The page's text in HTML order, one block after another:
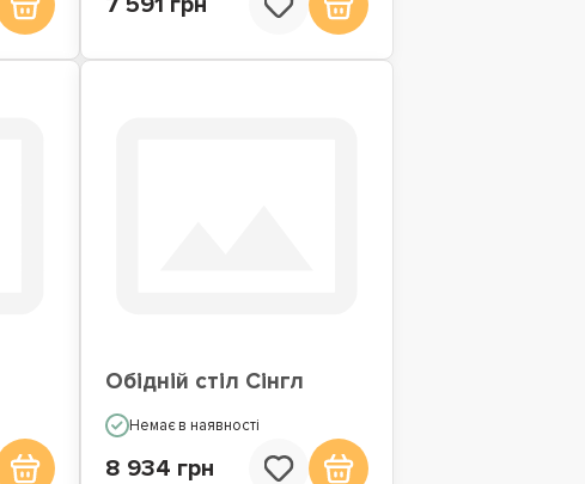
Обідній стіл Сінгл
Немає в наявності
8 934 грн